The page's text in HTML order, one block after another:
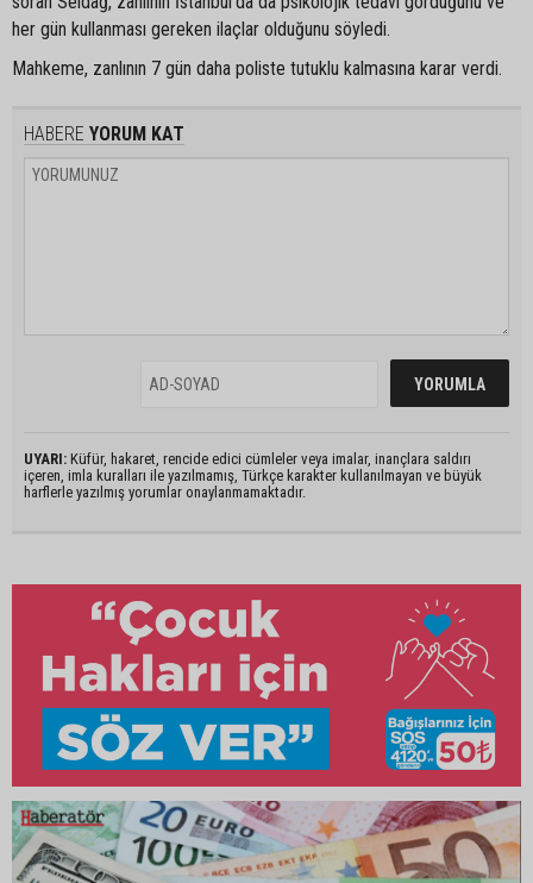
her gün kullanması gereken ilaçlar olduğunu söyledi.
Mahkeme, zanlının 7 gün daha poliste tutuklu kalmasına karar verdi.
HABERE YORUM KAT
UYARI: Küfür, hakaret, rencide edici cümleler veya imalar, inançlara saldırı
içeren, imla kuralları ile yazılmamış, Türkçe karakter kullanılmayan ve büyük
harflerle yazılmış yorumlar onaylanmamaktadır.